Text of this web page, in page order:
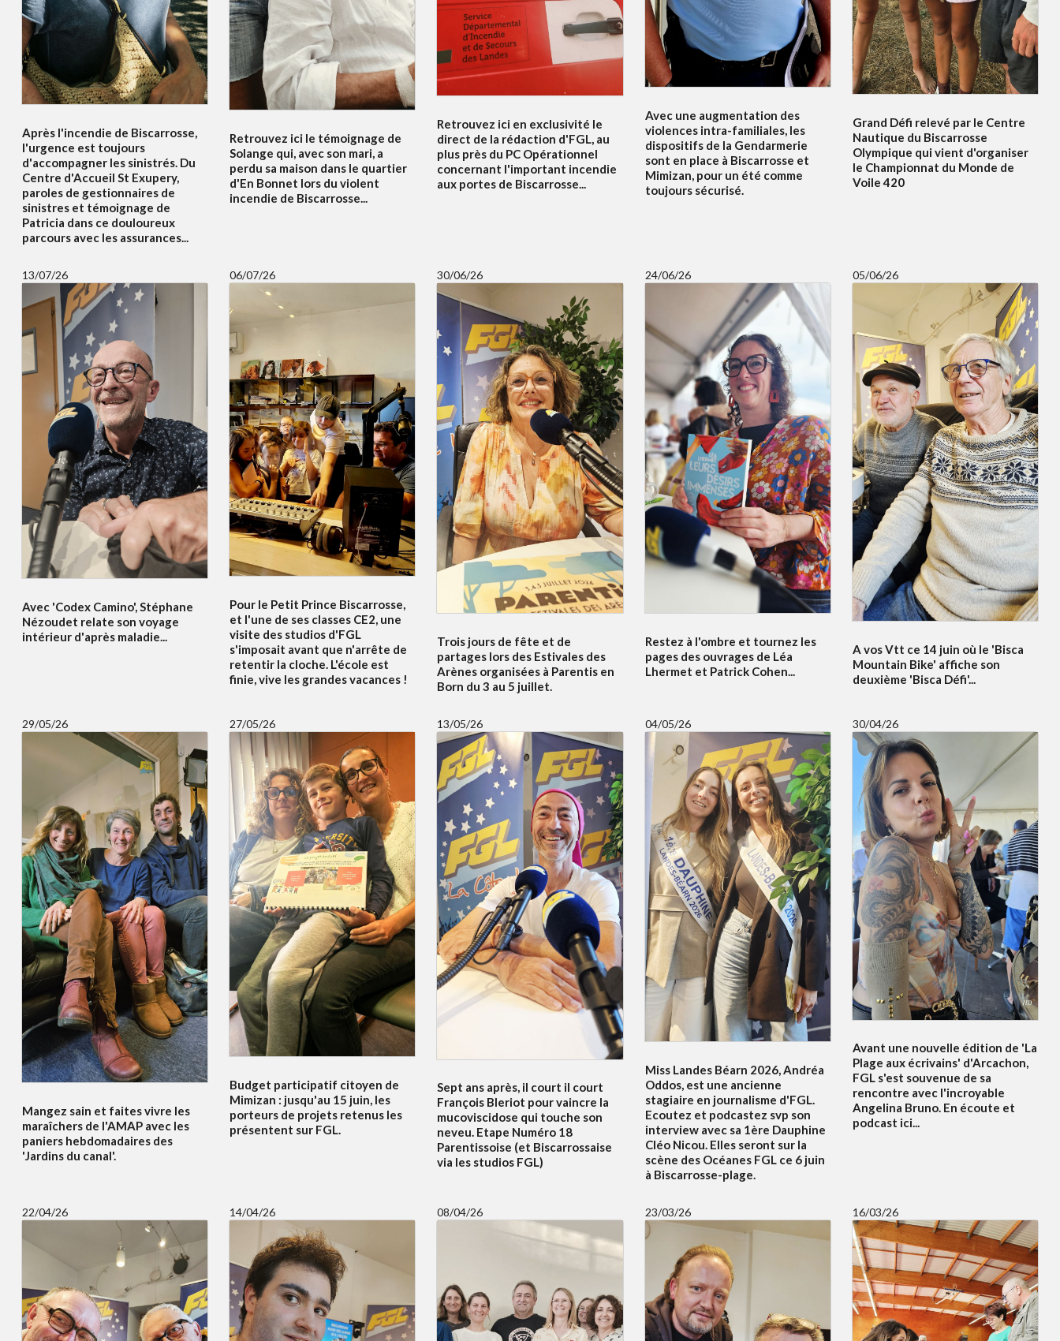
Après l'incendie de Biscarrosse,
l'urgence est toujours
d'accompagner les sinistrés. Du
Centre d'Accueil St Exupery,
paroles de gestionnaires de
sinistres et témoignage de
Patricia dans ce douloureux
parcours avec les assurances...
Retrouvez ici le témoignage de
Solange qui, avec son mari, a
perdu sa maison dans le quartier
d'En Bonnet lors du violent
incendie de Biscarrosse...
Retrouvez ici en exclusivité le
direct de la rédaction d'FGL, au
plus près du PC Opérationnel
concernant l'important incendie
aux portes de Biscarrosse...
Avec une augmentation des
violences intra-familiales, les
dispositifs de la Gendarmerie
sont en place à Biscarrosse et
Mimizan, pour un été comme
toujours sécurisé.
Grand Défi relevé par le Centre
Nautique du Biscarrosse
Olympique qui vient d'organiser
le Championnat du Monde de
Voile 420
13/07/26
Avec 'Codex Camino', Stéphane
Nézoudet relate son voyage
intérieur d'après maladie...
06/07/26
Pour le Petit Prince Biscarrosse,
et l'une de ses classes CE2, une
visite des studios d'FGL
s'imposait avant que n'arrête de
retentir la cloche. L'école est
finie, vive les grandes vacances !
30/06/26
Trois jours de fête et de
partages lors des Estivales des
Arènes organisées à Parentis en
Born du 3 au 5 juillet.
24/06/26
Restez à l'ombre et tournez les
pages des ouvrages de Léa
Lhermet et Patrick Cohen...
05/06/26
A vos Vtt ce 14 juin où le 'Bisca
Mountain Bike' affiche son
deuxième 'Bisca Défi'...
29/05/26
Mangez sain et faites vivre les
maraîchers de l'AMAP avec les
paniers hebdomadaires des
'Jardins du canal'.
27/05/26
Budget participatif citoyen de
Mimizan : jusqu'au 15 juin, les
porteurs de projets retenus les
présentent sur FGL.
13/05/26
Sept ans après, il court il court
François Bleriot pour vaincre la
mucoviscidose qui touche son
neveu. Etape Numéro 18
Parentissoise (et Biscarrossaise
via les studios FGL)
04/05/26
Miss Landes Béarn 2026, Andréa
Oddos, est une ancienne
stagiaire en journalisme d'FGL.
Ecoutez et podcastez svp son
interview avec sa 1ère Dauphine
Cléo Nicou. Elles seront sur la
scène des Océanes FGL ce 6 juin
à Biscarrosse-plage.
30/04/26
Avant une nouvelle édition de 'La
Plage aux écrivains' d'Arcachon,
FGL s'est souvenue de sa
rencontre avec l'incroyable
Angelina Bruno. En écoute et
podcast ici...
22/04/26 14/04/26 08/04/26 23/03/26 16/03/26